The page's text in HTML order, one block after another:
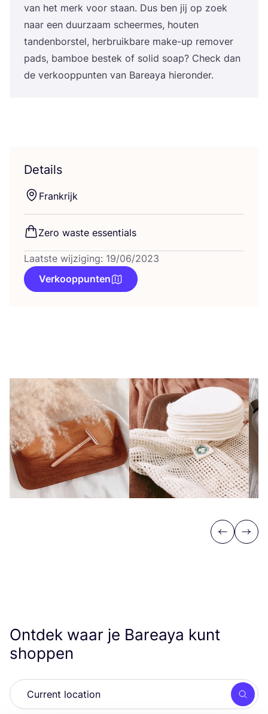
van het merk voor staan. Dus ben jij op zoek
naar een duur­zaam scheer­mes, hou­ten
tan­den­bor­stel, her­bruik­ba­re make-up remo­ver
pads, bam­boe bestek of solid soap? Check dan
de ver­koop­pun­ten van Bareaya hieronder.
Details
Frank­rijk
Zero was­te essentials
Laatste wijziging: 19/06/2023
Verkooppunten
Previous
Next
Ontdek waar je Bareaya kunt
shoppen
Zoek